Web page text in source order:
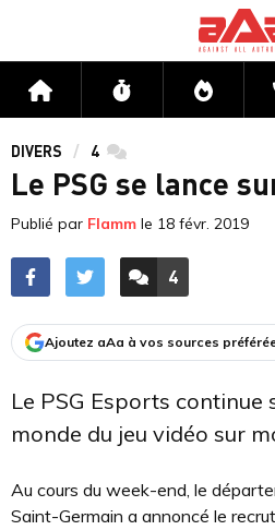
Accueil Flux Directs
DIVERS 4 commentaires
Le PSG se lance
Publié par Flamm le 18 févr. 2019
ACCÉDER AUX
4
Ajoutez aAa à vos sources
Le PSG Esports continue
monde du jeu vidéo sur
Au cours du week-end, le
Saint-Germain a annoncé le